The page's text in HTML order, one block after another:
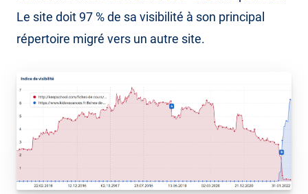
Le site doit 97 % de sa visibilité à son principal
répertoire migré vers un autre site.